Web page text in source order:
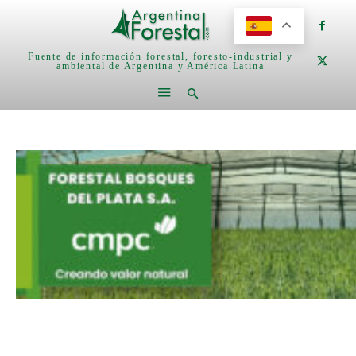
Fuente de información forestal, foresto-industrial y
ambiental de Argentina y América Latina